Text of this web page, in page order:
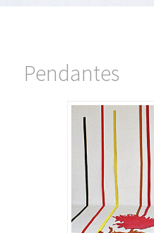
Pendantes